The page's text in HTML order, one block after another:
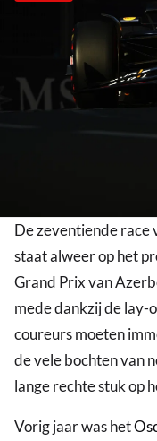
De zeventiende race
staat alweer op het
Grand Prix van
mede dankzij de lay-
coureurs moeten
de vele bochten van
lange rechte stuk op
Vorig jaar was het